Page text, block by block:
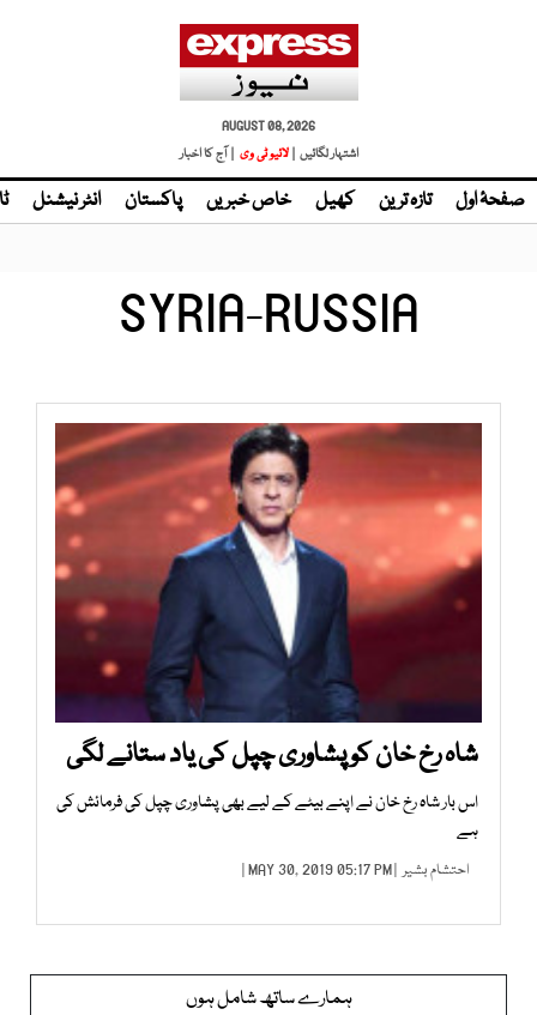
AUGUST 08, 2026
اشتہار لگائیں | لائیو ٹی وی | آج کا اخبار
صفحۂ اول تازہ ترین کھیل خاص خبریں پاکستان انٹر نیشنل
SYRIA-RUSSIA
شاہ رخ خان کو پشاوری چپل کی یاد ستانے لگی
اس بار شاہ رخ خان نے اپنے بیٹے کے لیے بھی پشاوری چپل کی فرمائش کی
ہے
احتشام بشیر | MAY 30, 2019 05:17 PM |
ہمارے ساتھ شامل ہوں